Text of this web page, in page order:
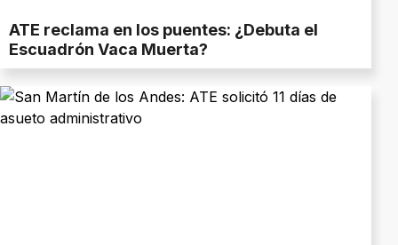
ATE reclama en los puentes: ¿Debuta el
Escuadrón Vaca Muerta?